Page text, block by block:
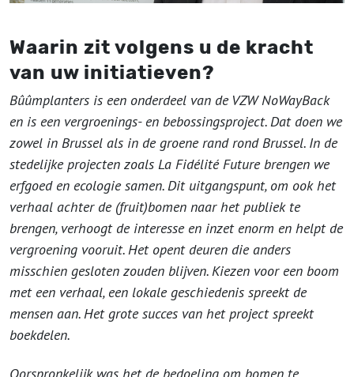
Waarin zit volgens u de kracht
van uw initiatieven?
Bûûmplanters is een onderdeel van de VZW NoWayBack
en is een vergroenings- en bebossingsproject. Dat doen we
zowel in Brussel als in de groene rand rond Brussel. In de
stedelijke projecten zoals La Fidélité Future brengen we
erfgoed en ecologie samen. Dit uitgangspunt, om ook het
verhaal achter de (fruit)bomen naar het publiek te
brengen, verhoogt de interesse en inzet enorm en helpt de
vergroening vooruit. Het opent deuren die anders
misschien gesloten zouden blijven. Kiezen voor een boom
met een verhaal, een lokale geschiedenis spreekt de
mensen aan. Het grote succes van het project spreekt
boekdelen.